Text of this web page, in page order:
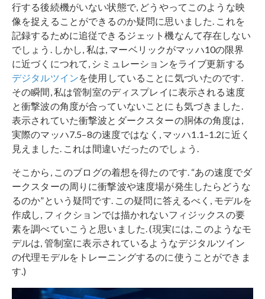
行する後続機がいない状態で, どうやってこのような映
像を捉えることができるのか疑問に思いました. これを
記録するために追従できるジェット機なんて存在しない
でしょう. しかし, 私は, マーベリックがマッハ10の限界
に近づくにつれて, シミュレーションをライブ更新する
デジタルツインを使用していることに気づいたのです.
その瞬間, 私は管制室のディスプレイに表示される速度
と衝撃波の角度が合っていないことにも気づきました.
表示されていた衝撃波とダークスターの胴体の角度は,
実際のマッハ7.5–8の速度ではなく, マッハ1.1–1.2に近く
見えました. これは間違いだったのでしょう.
そこから, このブログの着想を得たのです. “あの速度でダ
ークスターの周りに衝撃波や速度場が発生したらどうな
るのか”という疑問です. この疑問に答えるべく, モデルを
作成し, フィクションでは描かれないフィジックスの要
素を調べていこうと思いました. (現実には, このようなモ
デルは, 管制室に表示されているようなデジタルツイン
の代理モデルをトレーニングするのに使うことができま
す.)